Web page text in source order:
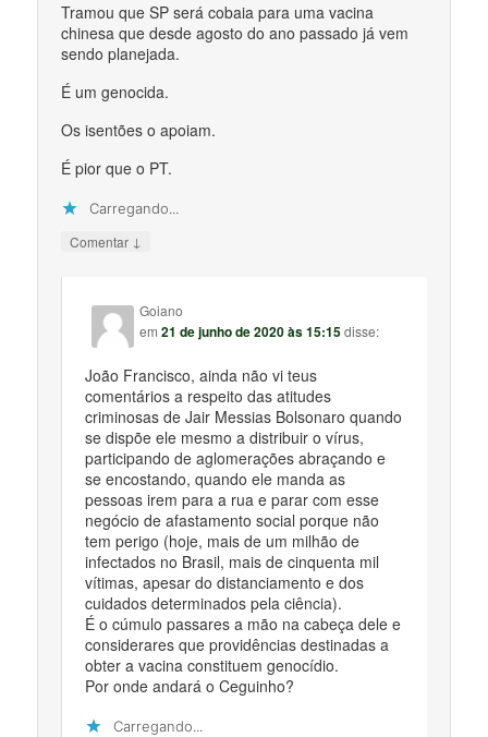
Tramou que SP será cobaia para uma vacina
chinesa que desde agosto do ano passado já vem
sendo planejada.
É um genocida.
Os isentões o apoiam.
É pior que o PT.
Carregando...
Comentar ↓
Goiano
em21 de junho de 2020 às 15:15disse:
João Francisco, ainda não vi teus
comentários a respeito das atitudes
criminosas de Jair Messias Bolsonaro quando
se dispõe ele mesmo a distribuir o vírus,
participando de aglomerações abraçando e
se encostando, quando ele manda as
pessoas irem para a rua e parar com esse
negócio de afastamento social porque não
tem perigo (hoje, mais de um milhão de
infectados no Brasil, mais de cinquenta mil
vítimas, apesar do distanciamento e dos
cuidados determinados pela ciência).
É o cúmulo passares a mão na cabeça dele e
considerares que providências destinadas a
obter a vacina constituem genocídio.
Por onde andará o Ceguinho?
Carregando...